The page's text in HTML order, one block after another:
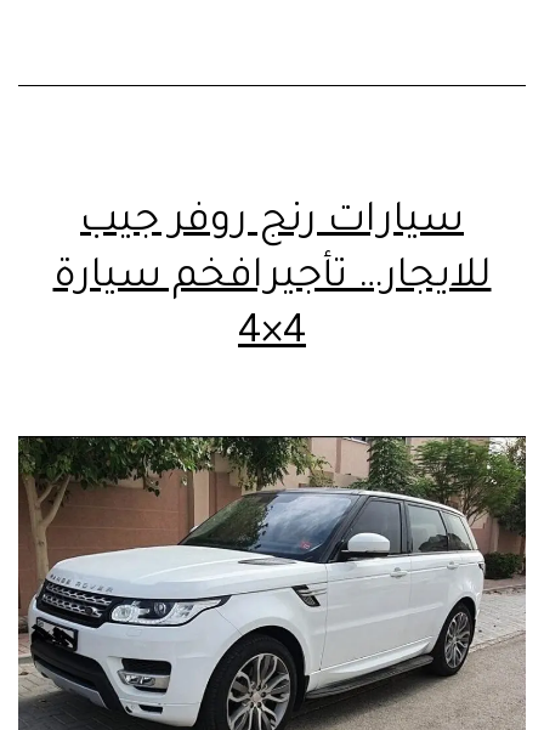
سيارات رنج روفر جيب
للايجار… تأجيرافخم سيارة
4×4